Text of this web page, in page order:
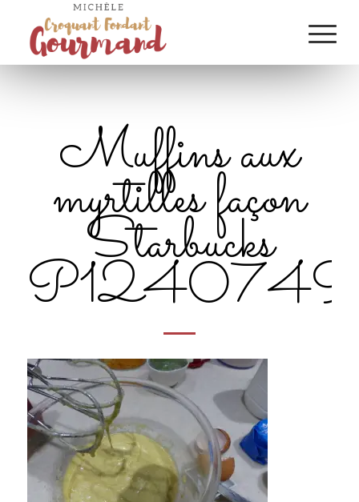
Muffins aux
myrtilles façon
Starbucks
P1240749